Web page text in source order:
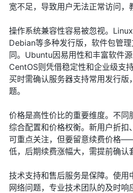
宽不足，导致用户无法正常访问，
操作系统兼容性容易被忽视。
Debian等多种发行版，软件包管
同。Ubuntu因易用性和丰富软件源
CentOS则凭借稳定性和企业级支
买时需确认服务器支持常用发行版
题。
价格是高性价比的重要维度。不同
综合配置和价格权衡。新用户折扣
可重点关注，但要留意续费价格
低，后期续费涨幅大，需提前确认
技术支持和售后服务是保障。使用
网络问题，专业技术团队的及时响